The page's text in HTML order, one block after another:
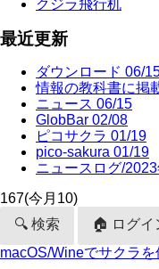
クジラ飛行机
最近更新
ダウンロード 06/
情報の教科書に掲
ニュース 06/15
GlobBar 02/08
ピコサクラ 01/19
pico-sakura 01/19
ニュースログ/
167(今月10)
🔍 検索
🏠 ログイ
macOS/Wineでサクラを